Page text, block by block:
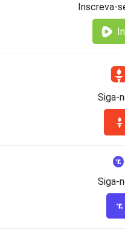
Inscreva-
Siga-
Siga-